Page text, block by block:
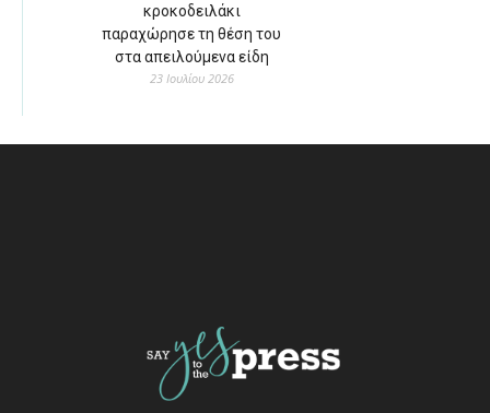
κροκοδειλάκι
παραχώρησε τη θέση του
στα απειλούμενα είδη
23 Ιουλίου 2026